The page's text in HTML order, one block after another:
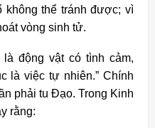
không thể tránh được; vì
vòng sinh tử.
động vật có tình cảm,
là việc tự nhiên.” Chính
phải tu Ðạo. Trong Kinh
rằng: